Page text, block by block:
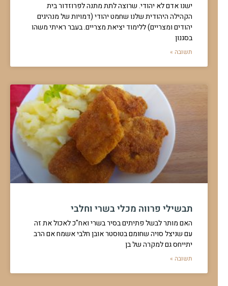
ישנו אדם לא יהודי. שרוצה לתת מתנה לפרוזדור בית
הקהילה היהודית שלנו שחמט יהודי (דמויות של מנהיגים
יהודים ומצריים) ללימוד יציאת מצריים. בעבר ראיתי משהו
בסגנון
תשובה »
תבשילי פרווה מכלי בשרי וחלבי
האם מותר לבשל פתיתים בסיר בשרי ואח"כ לאכול את זה
עם שניצל סויה שחומם בטוסטר אובן חלבי אשמח אם הרב
יתייחס גם למקרה של בן
תשובה »